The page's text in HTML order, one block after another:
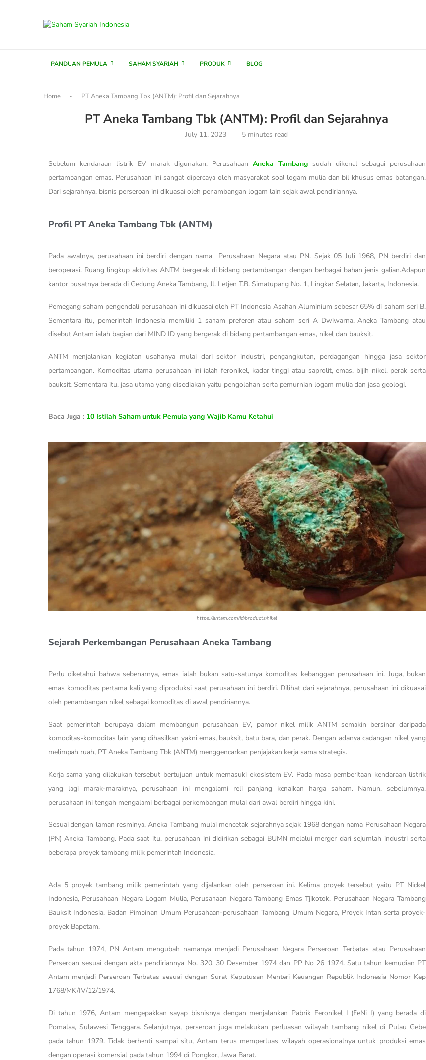
PANDUAN PEMULA SAHAM SYARIAH PRODUK BLOG
Home - PT Aneka Tambang Tbk (ANTM): Profil dan Sejarahnya
PT Aneka Tambang Tbk (ANTM): Profil dan Sejarahnya
July 11, 2023 5 minutes read
Sebelum kendaraan listrik EV marak digunakan, Perusahaan Aneka Tambang sudah dikenal sebagai perusahaan
pertambangan emas. Perusahaan ini sangat dipercaya oleh masyarakat soal logam mulia dan bil khusus emas batangan.
Dari sejarahnya, bisnis perseroan ini dikuasai oleh penambangan logam lain sejak awal pendiriannya.
Profil PT Aneka Tambang Tbk (ANTM)
Pada awalnya, perusahaan ini berdiri dengan nama Perusahaan Negara atau PN. Sejak 05 Juli 1968, PN berdiri dan
beroperasi. Ruang lingkup aktivitas ANTM bergerak di bidang pertambangan dengan berbagai bahan jenis galian.Adapun
kantor pusatnya berada di Gedung Aneka Tambang, Jl. Letjen T.B. Simatupang No. 1, Lingkar Selatan, Jakarta, Indonesia.
Pemegang saham pengendali perusahaan ini dikuasai oleh PT Indonesia Asahan Aluminium sebesar 65% di saham seri B.
Sementara itu, pemerintah Indonesia memiliki 1 saham preferen atau saham seri A Dwiwarna. Aneka Tambang atau
disebut Antam ialah bagian dari MIND ID yang bergerak di bidang pertambangan emas, nikel dan bauksit.
ANTM menjalankan kegiatan usahanya mulai dari sektor industri, pengangkutan, perdagangan hingga jasa sektor
pertambangan. Komoditas utama perusahaan ini ialah feronikel, kadar tinggi atau saprolit, emas, bijih nikel, perak serta
bauksit. Sementara itu, jasa utama yang disediakan yaitu pengolahan serta pemurnian logam mulia dan jasa geologi.
Baca Juga : 10 Istilah Saham untuk Pemula yang Wajib Kamu Ketahui
https://antam.com/id/products/nikel
Sejarah Perkembangan Perusahaan Aneka Tambang
Perlu diketahui bahwa sebenarnya, emas ialah bukan satu-satunya komoditas kebanggan perusahaan ini. Juga, bukan
emas komoditas pertama kali yang diproduksi saat perusahaan ini berdiri. Dilihat dari sejarahnya, perusahaan ini dikuasai
oleh penambangan nikel sebagai komoditas di awal pendiriannya.
Saat pemerintah berupaya dalam membangun perusahaan EV, pamor nikel milik ANTM semakin bersinar daripada
komoditas-komoditas lain yang dihasilkan yakni emas, bauksit, batu bara, dan perak. Dengan adanya cadangan nikel yang
melimpah ruah, PT Aneka Tambang Tbk (ANTM) menggencarkan penjajakan kerja sama strategis.
Kerja sama yang dilakukan tersebut bertujuan untuk memasuki ekosistem EV. Pada masa pemberitaan kendaraan listrik
yang lagi marak-maraknya, perusahaan ini mengalami reli panjang kenaikan harga saham. Namun, sebelumnya,
perusahaan ini tengah mengalami berbagai perkembangan mulai dari awal berdiri hingga kini.
Sesuai dengan laman resminya, Aneka Tambang mulai mencetak sejarahnya sejak 1968 dengan nama Perusahaan Negara
(PN) Aneka Tambang. Pada saat itu, perusahaan ini didirikan sebagai BUMN melalui merger dari sejumlah industri serta
beberapa proyek tambang milik pemerintah Indonesia.
Ada 5 proyek tambang milik pemerintah yang dijalankan oleh perseroan ini. Kelima proyek tersebut yaitu PT Nickel
Indonesia, Perusahaan Negara Logam Mulia, Perusahaan Negara Tambang Emas Tjikotok, Perusahaan Negara Tambang
Bauksit Indonesia, Badan Pimpinan Umum Perusahaan-perusahaan Tambang Umum Negara, Proyek Intan serta proyek-
proyek Bapetam.
Pada tahun 1974, PN Antam mengubah namanya menjadi Perusahaan Negara Perseroan Terbatas atau Perusahaan
Perseroan sesuai dengan akta pendiriannya No. 320, 30 Desember 1974 dan PP No 26 1974. Satu tahun kemudian PT
Antam menjadi Perseroan Terbatas sesuai dengan Surat Keputusan Menteri Keuangan Republik Indonesia Nomor Kep
1768/MK/IV/12/1974.
Di tahun 1976, Antam mengepakkan sayap bisnisnya dengan menjalankan Pabrik Feronikel I (FeNi I) yang berada di
Pomalaa, Sulawesi Tenggara. Selanjutnya, perseroan juga melakukan perluasan wilayah tambang nikel di Pulau Gebe
pada tahun 1979. Tidak berhenti sampai situ, Antam terus memperluas wilayah operasionalnya untuk produksi emas
dengan operasi komersial pada tahun 1994 di Pongkor, Jawa Barat.